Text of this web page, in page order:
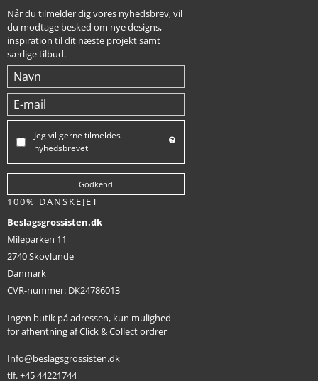
Når du tilmelder dig vores nyhedsbrev, vil
du modtage besked om nye designs,
inspiration til dit næste projekt samt
særlige tilbud.
Jeg vil gerne tilmeldes
nyhedsbrevet
Godkend
100% DANSKEJET
Beslagsgrossisten.dk
Mileparken 11
2740 Skovlunde
Danmark
CVR-nummer: DK24786013
Ingen butik på adressen, kun mulighed
for afhentning af Click & Collect ordrer
Info@beslagsgrossisten.dk
tlf. +45 44221744